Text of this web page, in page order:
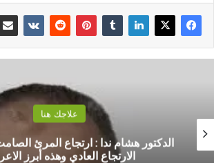
علاجك هنا
الدكتور هشام ندا : ارتجاع
الارتجاع العادي وهذه أبرز